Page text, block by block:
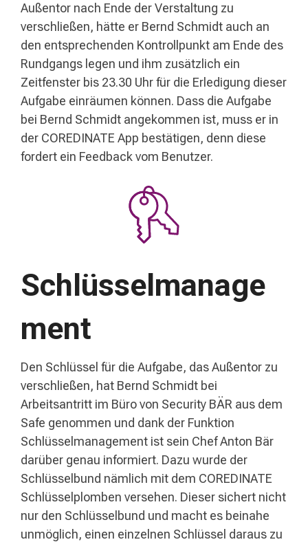
Außentor nach Ende der Verstaltung zu
verschließen, hätte er Bernd Schmidt auch an
den entsprechenden Kontrollpunkt am Ende des
Rundgangs legen und ihm zusätzlich ein
Zeitfenster bis 23.30 Uhr für die Erledigung dieser
Aufgabe einräumen können. Dass die Aufgabe
bei Bernd Schmidt angekommen ist, muss er in
der COREDINATE App bestätigen, denn diese
fordert ein Feedback vom Benutzer.
Schlüsselmanage
ment
Den Schlüssel für die Aufgabe, das Außentor zu
verschließen, hat Bernd Schmidt bei
Arbeitsantritt im Büro von Security BÄR aus dem
Safe genommen und dank der Funktion
Schlüsselmanagement ist sein Chef Anton Bär
darüber genau informiert. Dazu wurde der
Schlüsselbund nämlich mit dem COREDINATE
Schlüsselplomben versehen. Dieser sichert nicht
nur den Schlüsselbund und macht es beinahe
unmöglich, einen einzelnen Schlüssel daraus zu